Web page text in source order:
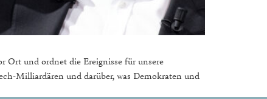
Ort und ordnet die Ereignisse für unsere
Milliardären und darüber, was Demokraten und